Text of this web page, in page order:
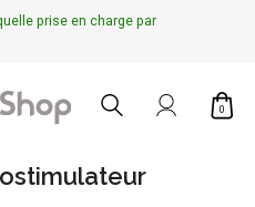
prise en charge par
0